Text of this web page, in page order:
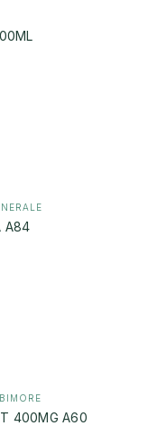
A84
400MG A60